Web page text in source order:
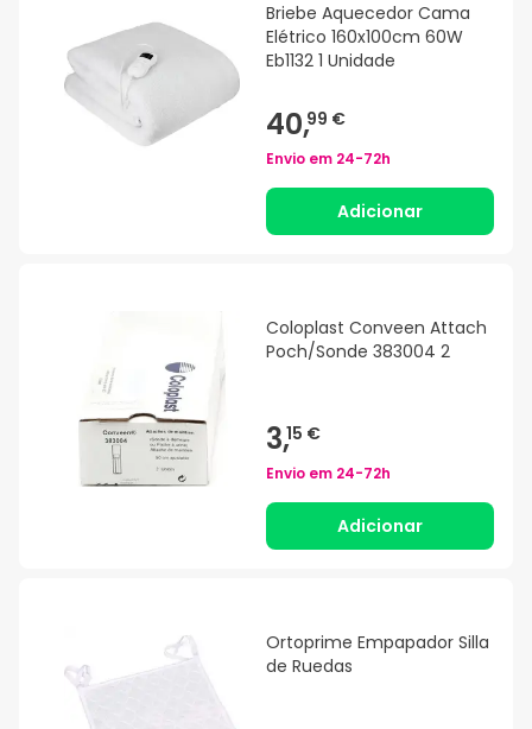
Briebe Aquecedor Cama
Elétrico 160x100cm 60W
Eb1132 1 Unidade
40,99 €
Envio em 24-72h
Adicionar
Coloplast Conveen Attach
Poch/Sonde 383004 2
3,15 €
Envio em 24-72h
Adicionar
Ortoprime Empapador Silla
de Ruedas